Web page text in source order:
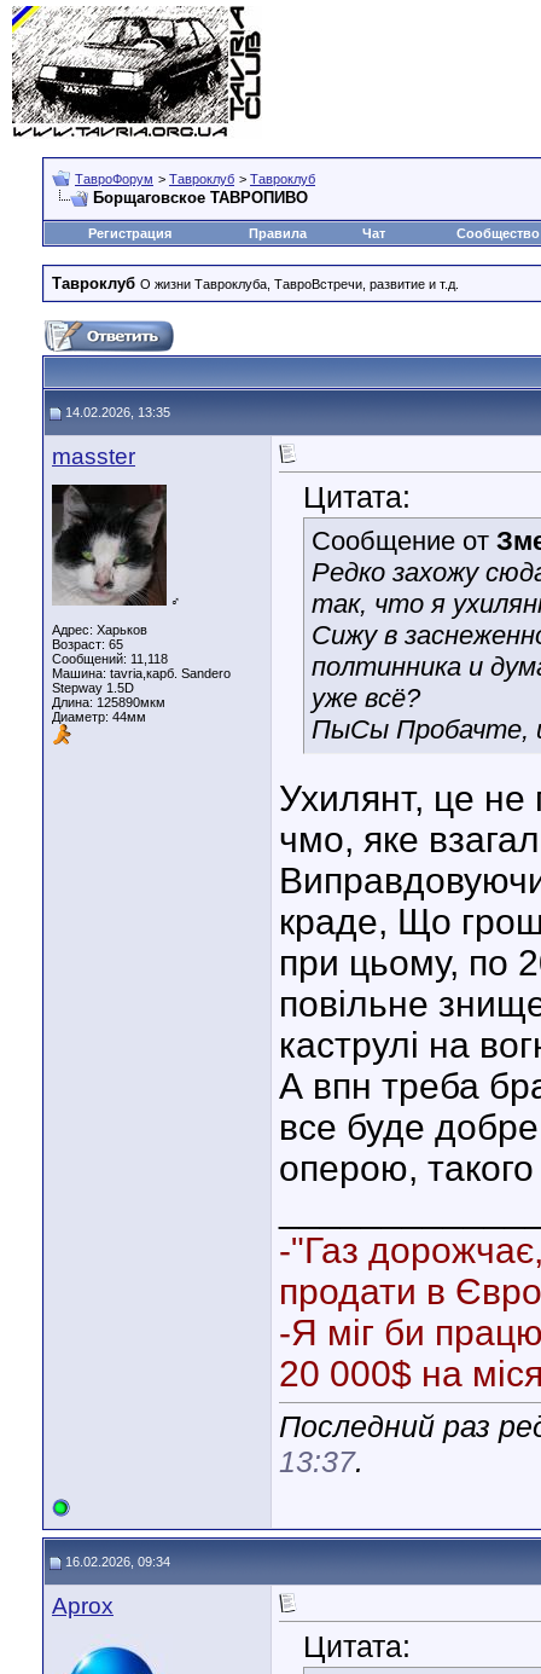
ТавроФорум > Тавроклуб > Тавроклуб
Борщаговское ТАВРОПИВО
Регистрация Правила Чат Сообщество
Тавроклуб О жизни Тавроклуба, ТавроВстречи, развитие и т.д.
14.02.2026, 13:35
masster
♂
Адрес: Харьков
Возраст: 65
Сообщений: 11,118
Машина: tavria,карб. Sandero
Stepway 1.5D
Длина: 125890мкм
Диаметр: 44мм
Цитата:
Сообщение от
Редко захожу
так, что я
Сижу в
полтинника и
уже всё?
ПыСы Пробачте,
Ухилянт, це не
чмо, яке
краде, Що
при цьому, по
повільне
каструлі на
А впн треба
все буде
оперою,
-"Газ
продати в
-Я міг би
20 000$ на
Последний раз
13:37.
16.02.2026, 09:34
Aprox
Цитата: